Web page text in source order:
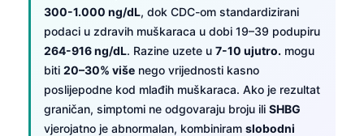
300-1.000 ng/dL, dok CDC-om standardizirani
podaci u zdravih muškaraca u dobi 19–39 podupiru
264-916 ng/dL. Razine uzete u 7-10 ujutro. mogu
biti 20–30% više nego vrijednosti kasno
poslijepodne kod mlađih muškaraca. Ako je rezultat
graničan, simptomi ne odgovaraju broju ili SHBG
vjerojatno je abnormalan, kombiniram slobodni